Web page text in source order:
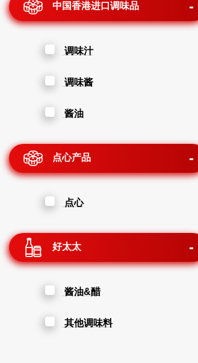
中国香港进口调味品
调味汁
调味酱
酱油
点心产品
点心
好太太
酱油&醋
其他调味料